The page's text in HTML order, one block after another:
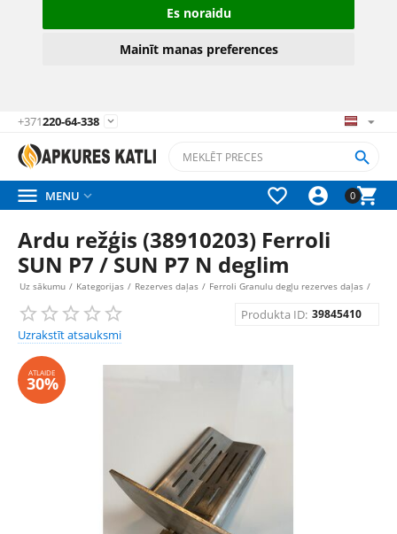
Es noraidu
Mainīt manas preferences
+371220-64-338 
0



 MENU 
Ardu režģis (38910203) Ferroli
SUN P7 / SUN P7 N deglim
Uz sākumu / Kategorijas / Rezerves daļas / Ferroli Granulu degļu rezerves daļas /
Uzrakstīt atsauksmi
Produkta ID: 39845410
ATLAIDE
30%